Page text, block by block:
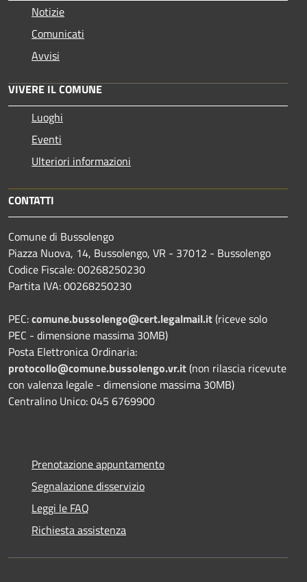
Notizie
Comunicati
Avvisi
VIVERE IL COMUNE
Luoghi
Eventi
Ulteriori informazioni
CONTATTI
Comune di Bussolengo
Piazza Nuova, 14, Bussolengo, VR - 37012 - Bussolengo
Codice Fiscale: 00268250230
Partita IVA: 00268250230
PEC:comune.bussolengo@cert.legalmail.it(riceve solo
PEC - dimensione massima 30MB)
Posta Elettronica Ordinaria:
protocollo@comune.bussolengo.vr.it(non rilascia ricevute
con valenza legale - dimensione massima 30MB)
Centralino Unico: 045 6769900
Prenotazione appuntamento
Segnalazione disservizio
Leggi le FAQ
Richiesta assistenza